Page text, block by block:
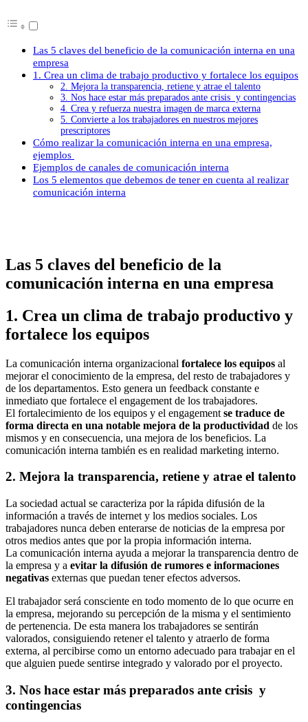
Las 5 claves del beneficio de la comunicación interna en una
empresa
1. Crea un clima de trabajo productivo y fortalece los equipos
2. Mejora la transparencia, retiene y atrae el talento
3. Nos hace estar más preparados ante crisis y contingencias
4. Crea y refuerza nuestra imagen de marca externa
5. Convierte a los trabajadores en nuestros mejores
prescriptores
Cómo realizar la comunicación interna en una empresa,
ejemplos
Ejemplos de canales de comunicación interna
Los 5 elementos que debemos de tener en cuenta al realizar
comunicación interna
Las 5 claves del beneficio de la
comunicación interna en una empresa
1. Crea un clima de trabajo productivo y
fortalece los equipos
La comunicación interna organizacional fortalece los equipos al
mejorar el conocimiento de la empresa, del resto de trabajadores y
de los departamentos. Esto genera un feedback constante e
inmediato que fortalece el engagement de los trabajadores.
El fortalecimiento de los equipos y el engagement se traduce de
forma directa en una notable mejora de la productividad de los
mismos y en consecuencia, una mejora de los beneficios. La
comunicación interna también es en realidad marketing interno.
2. Mejora la transparencia, retiene y atrae el talento
La sociedad actual se caracteriza por la rápida difusión de la
información a través de internet y los medios sociales. Los
trabajadores nunca deben enterarse de noticias de la empresa por
otros medios antes que por la propia información interna.
La comunicación interna ayuda a mejorar la transparencia dentro de
la empresa y a evitar la difusión de rumores e informaciones
negativas externas que puedan tener efectos adversos.
El trabajador será consciente en todo momento de lo que ocurre en
la empresa, mejorando su percepción de la misma y el sentimiento
de pertenencia. De esta manera los trabajadores se sentirán
valorados, consiguiendo retener el talento y atraerlo de forma
externa, al percibirse como un entorno adecuado para trabajar en el
que alguien puede sentirse integrado y valorado por el proyecto.
3. Nos hace estar más preparados ante crisis y
contingencias